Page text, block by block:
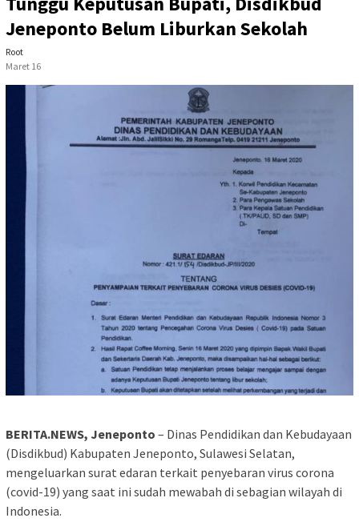
Jeneponto Belum Liburkan Sekolah
Root
Maret 16
BERITA.NEWS, Jeneponto – Dinas Pendidikan dan Kebudayaan
(Disdikbud) Kabupaten Jeneponto, Sulawesi Selatan,
mengeluarkan surat edaran terkait penyebaran virus corona
(covid-19) yang saat ini sudah mewabah di sebagian wilayah di
Indonesia.